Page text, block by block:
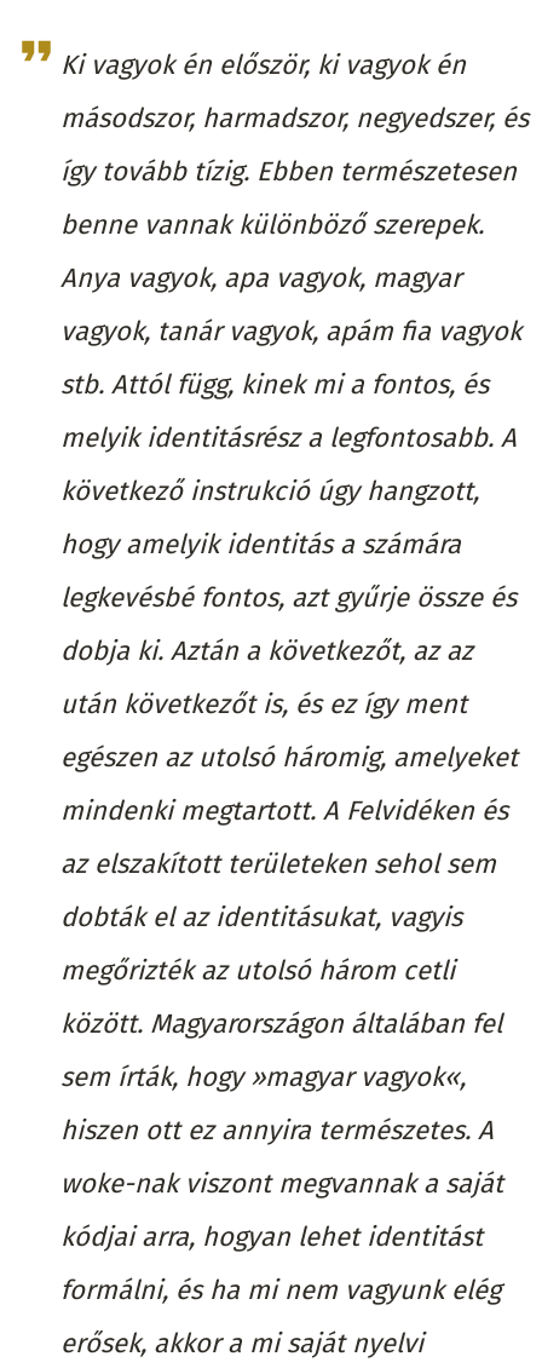
Ki vagyok én először, ki vagyok én
másodszor, harmadszor, negyedszer, és
így tovább tízig. Ebben természetesen
benne vannak különböző szerepek.
Anya vagyok, apa vagyok, magyar
vagyok, tanár vagyok, apám fia vagyok
stb. Attól függ, kinek mi a fontos, és
melyik identitásrész a legfontosabb. A
következő instrukció úgy hangzott,
hogy amelyik identitás a számára
legkevésbé fontos, azt gyűrje össze és
dobja ki. Aztán a következőt, az az
után következőt is, és ez így ment
egészen az utolsó háromig, amelyeket
mindenki megtartott. A Felvidéken és
az elszakított területeken sehol sem
dobták el az identitásukat, vagyis
megőrizték az utolsó három cetli
között. Magyarországon általában fel
sem írták, hogy »magyar vagyok«,
hiszen ott ez annyira természetes. A
woke-nak viszont megvannak a saját
kódjai arra, hogyan lehet identitást
formálni, és ha mi nem vagyunk elég
erősek, akkor a mi saját nyelvi